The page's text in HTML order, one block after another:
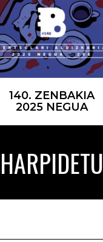
140. ZENBAKIA
2025 NEGUA
HARPIDETU